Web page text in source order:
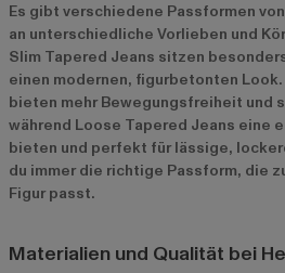
Es gibt verschiedene Passformen
an unterschiedliche Vorlieben und
Slim Tapered Jeans sitzen
einen modernen, figurbetonten
bieten mehr Bewegungsfreiheit und
während Loose Tapered Jeans eine
bieten und perfekt für lässige,
du immer die richtige Passform, die
Figur passt.
Materialien und Qualität bei